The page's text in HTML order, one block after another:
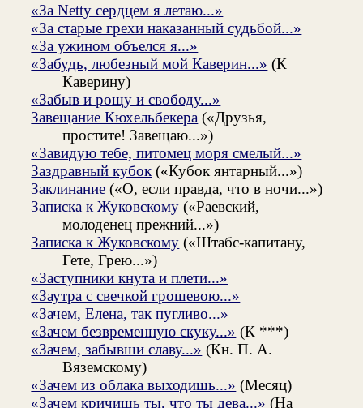
«За Netty сердцем я летаю...»
«За старые грехи наказанный судьбой...»
«За ужином объелся я...»
«Забудь, любезный мой Каверин...» (К
Каверину)
«Забыв и рощу и свободу...»
Завещание Кюхельбекера («Друзья,
простите! Завещаю...»)
«Завидую тебе, питомец моря смелый...»
Заздравный кубок («Кубок янтарный...»)
Заклинание («О, если правда, что в ночи...»)
Записка к Жуковскому («Раевский,
молоденец прежний...»)
Записка к Жуковскому («Штабс-капитану,
Гете, Грею...»)
«Заступники кнута и плети...»
«Заутра с свечкой грошевою...»
«Зачем, Елена, так пугливо...»
«Зачем безвременную скуку...» (К ***)
«Зачем, забывши славу...» (Кн. П. А.
Вяземскому)
«Зачем из облака выходишь...» (Месяц)
«Зачем кричишь ты, что ты дева...» (На